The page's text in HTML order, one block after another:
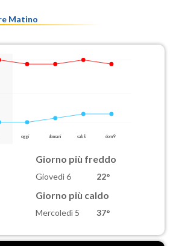
Matino
oggi domani sab 8 dom 9
Giorno più freddo
Giovedì 6 22°
Giorno più caldo
Mercoledì 5 37°